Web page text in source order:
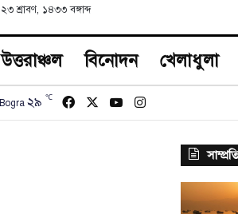
২৩ শ্রাবণ, ১৪৩৩ বঙ্গাব্দ
উত্তরাঞ্চল বিনোদন খেলাধুলা
Bogra ২৯ ℃ FacebookYouTubeInstagram